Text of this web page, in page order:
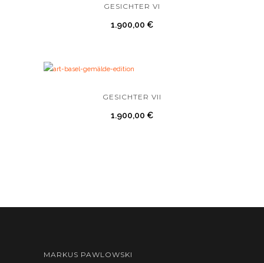
GESICHTER VI
1.900,00 €
GESICHTER VII
1.900,00 €
MARKUS PAWLOWSKI